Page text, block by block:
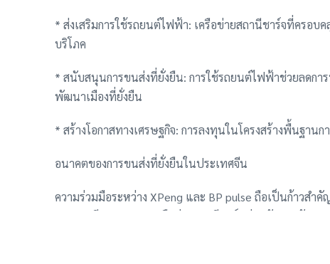
* ส่งเสริมการใช้รถยนต์ไฟฟ้า: เครือข่ายสถานีชาร์จที่ครอ
บริโภค
* สนับสนุนการขนส่งที่ยั่งยืน: การใช้รถยนต์ไฟฟ้าช่วยลดกา
พัฒนาเมืองที่ยั่งยืน
* สร้างโอกาสทางเศรษฐกิจ: การลงทุนในโครงสร้างพื้นฐาน
อนาคตของการขนส่งที่ยั่งยืนในประเทศจีน
ความร่วมมือระหว่าง XPeng และ BP pulse ถือเป็นก้าวส